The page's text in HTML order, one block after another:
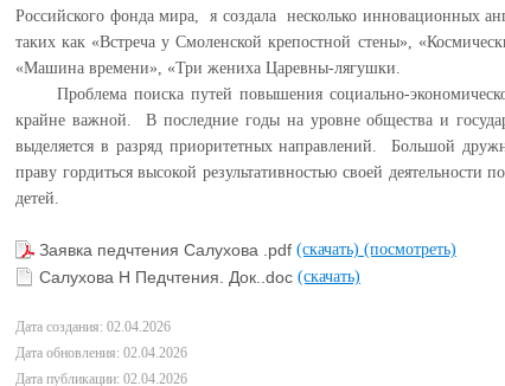
Российского фонда мира, я создала несколько инновационных
таких как «Встреча у Смоленской крепостной стены»,
«Машина времени», «Три жениха Царевны-лягушки.
Проблема поиска путей повышения социально-
крайне важной. В последние годы на уровне общества и
выделяется в разряд приоритетных направлений. Большой
праву гордиться высокой результативностью своей
детей.
Заявка педчтения Салухова .pdf (скачать) (посмотреть)
Салухова Н Педчтения. Док..doc (скачать)
Дата создания: 02.04.2026
Дата обновления: 02.04.2026
Дата публикации: 02.04.2026